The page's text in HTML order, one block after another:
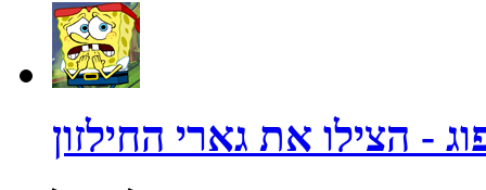
- הצילו את גארי החילזון